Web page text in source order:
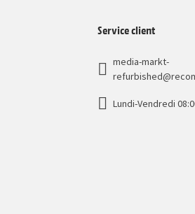
Service client
media-markt-
Lundi-Vendredi